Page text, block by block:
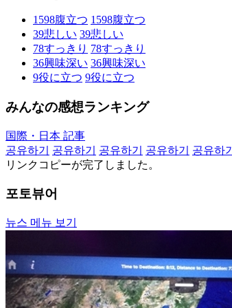
1598腹立つ 1598腹立つ
39悲しい 39悲しい
78すっきり 78すっきり
36興味深い 36興味深い
9役に立つ 9役に立つ
みんなの感想ランキング
国際・日本 記事
공유하기
공유하기 공유하기 공유하기
공유하기
リンクコピーが完了しました。
포토뷰어
뉴스 메뉴 보기